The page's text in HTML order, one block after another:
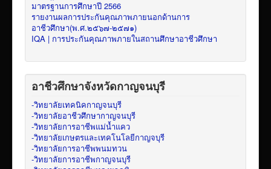
มาตรฐานการศึกษาปี 2566
รายงานผลการประกันคุณภาพภายนอกด้านการ
อาชีวศึกษา(พ.ศ.๒๕๖๗-๒๕๗๑)
IQA | การประกันคุณภาพภายในสถานศึกษาอาชีวศึกษา
อาชีวศึกษาจังหวัดกาญจนบุรี
-วิทยาลัยเทคนิคกาญจนบุรี
-วิทยาลัยอาชีวศึกษากาญจนบุรี
-วิทยาลัยการอาชีพแม่น้ำแคว
-วิทยาลัยเกษตรและเทคโนโลยีกาญจบุรี
-วิทยาลัยการอาชีพพนมทวน
-วิทยาลัยการอาชีพกาญจนบุรี